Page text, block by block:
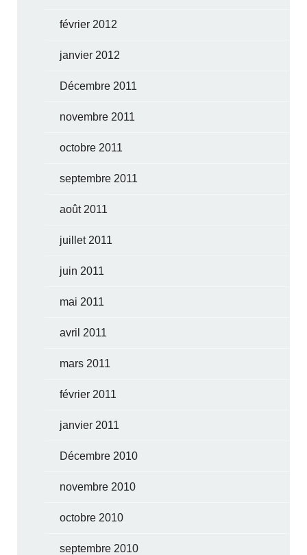
février 2012
janvier 2012
Décembre 2011
novembre 2011
octobre 2011
septembre 2011
août 2011
juillet 2011
juin 2011
mai 2011
avril 2011
mars 2011
février 2011
janvier 2011
Décembre 2010
novembre 2010
octobre 2010
septembre 2010